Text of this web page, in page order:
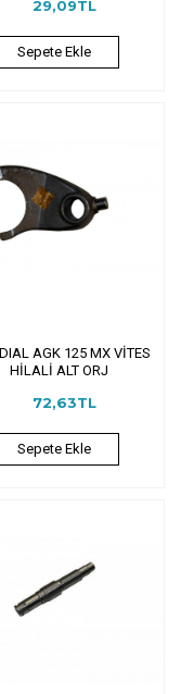
29,09TL
Sepete Ekle
AGK 125 MX VİTES
HİLALİ ALT ORJ
72,63TL
Sepete Ekle